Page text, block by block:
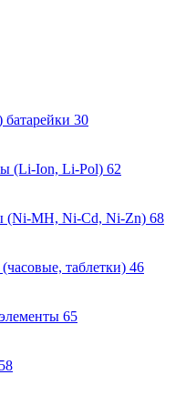
30
(Li-Ion, Li-Pol) 62
(Ni-MH, Ni-Cd, Ni-Zn) 68
таблетки) 46
65
58